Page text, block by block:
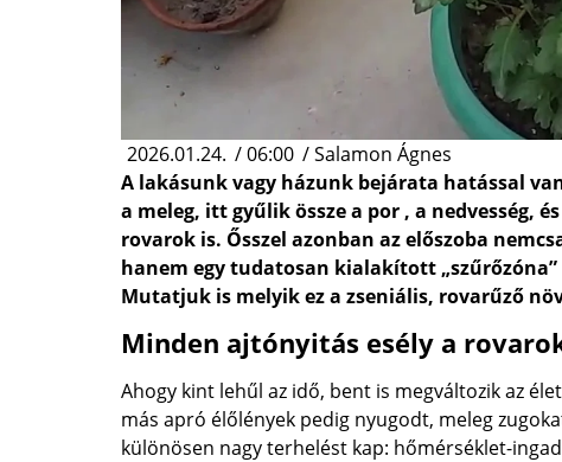
2026.01.24. /06:00 /Salamon Ágnes
A lakásunk vagy házunk bejárata hatással
a meleg, itt gyűlik össze a por , a nedvesség,
rovarok is. Ősszel azonban az előszoba
hanem egy tudatosan kialakított „szűrőzóna”
Mutatjuk is melyik ez a zseniális, rovarűző
Minden ajtónyitás esély a
Ahogy kint lehűl az idő, bent is megváltozik az
más apró élőlények pedig nyugodt, meleg
különösen nagy terhelést kap: hőmérséklet-